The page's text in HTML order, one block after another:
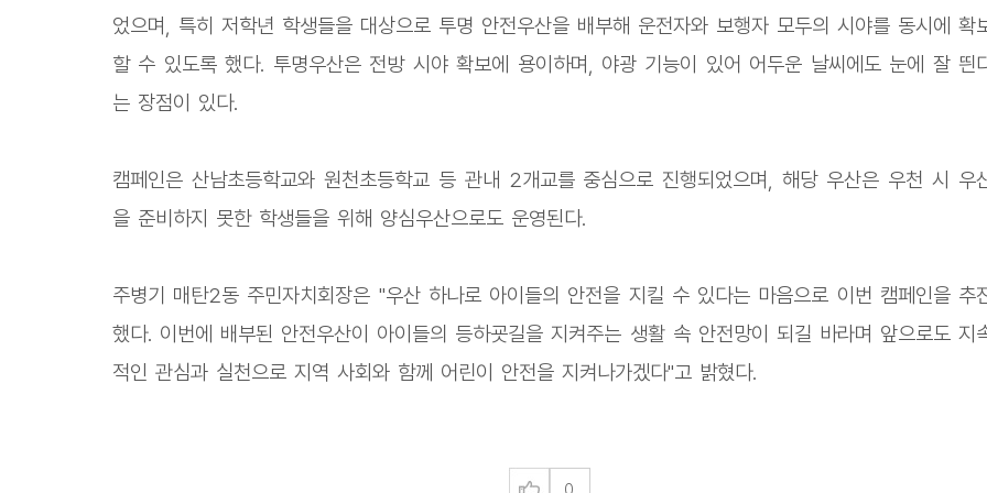
었으며, 특히 저학년 학생들을 대상으로 투명 안전우산을 배부해 운전자와 보행자 모두의 시야를 동시에 확
할 수 있도록 했다. 투명우산은 전방 시야 확보에 용이하며, 야광 기능이 있어 어두운 날씨에도 눈에 잘 띈
는 장점이 있다.
캠페인은 산남초등학교와 원천초등학교 등 관내 2개교를 중심으로 진행되었으며, 해당 우산은 우천 시 우
을 준비하지 못한 학생들을 위해 양심우산으로도 운영된다.
주병기 매탄2동 주민자치회장은 "우산 하나로 아이들의 안전을 지킬 수 있다는 마음으로 이번 캠페인을 추
했다. 이번에 배부된 안전우산이 아이들의 등하굣길을 지켜주는 생활 속 안전망이 되길 바라며 앞으로도 지
적인 관심과 실천으로 지역 사회와 함께 어린이 안전을 지켜나가겠다"고 밝혔다.
0